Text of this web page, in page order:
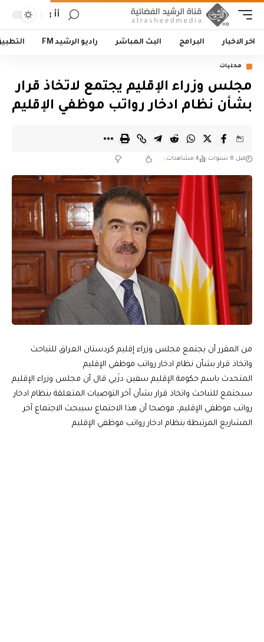
أأ
اخر الاخبار البرامج البث المباشر راديو الرشيد FM
محليات
مجلس وزراء الإقليم يجتمع لاتخاذ قرار
بشأن نظام ادخار رواتب موظفي الإقليم
قبل 8 سنوات 4 مشاهدات
من المقرر أن يجتمع مجلس وزراء إقليم كردستان العراق للتباحث
واتخاذ قرار بشأن نظام ادخار رواتب موظفي الإقليم
المتحدث باسم حكومة الإقليم سفين دزَيي قال أن مجلس وزراء الإقليم
سيجتمع للتباحث واتخاذ قرار بشأن آخر التوصيات المتعلقة بنظام ادخار
رواتب موظفي الإقليم، موضحا أن هذا الاجتماع سيبحث الاجتماع آخر
المشاريع المرتبطة بنظام ادخار رواتب موظفي الإقليم